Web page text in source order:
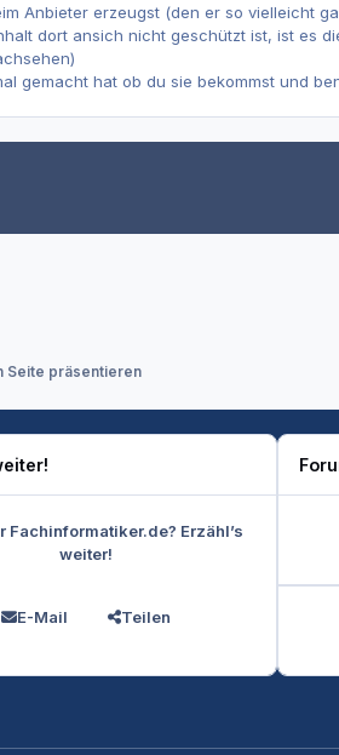
Anbieter erzeugst (den er so vielleicht
dort ansich nicht geschützt ist, ist es
gemacht hat ob du sie bekommst und
Seite präsentieren
Fachinformatiker.de? Erzähl’s
weiter!
E-Mail Teilen